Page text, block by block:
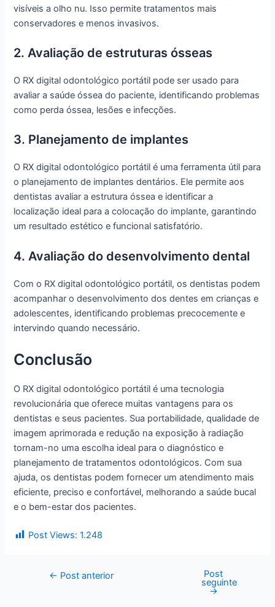
visíveis a olho nu. Isso permite tratamentos mais
conservadores e menos invasivos.
2. Avaliação de estruturas ósseas
O RX digital odontológico portátil pode ser usado para
avaliar a saúde óssea do paciente, identificando problemas
como perda óssea, lesões e infecções.
3. Planejamento de implantes
O RX digital odontológico portátil é uma ferramenta útil para
o planejamento de implantes dentários. Ele permite aos
dentistas avaliar a estrutura óssea e identificar a
localização ideal para a colocação do implante, garantindo
um resultado estético e funcional satisfatório.
4. Avaliação do desenvolvimento dental
Com o RX digital odontológico portátil, os dentistas podem
acompanhar o desenvolvimento dos dentes em crianças e
adolescentes, identificando problemas precocemente e
intervindo quando necessário.
Conclusão
O RX digital odontológico portátil é uma tecnologia
revolucionária que oferece muitas vantagens para os
dentistas e seus pacientes. Sua portabilidade, qualidade de
imagem aprimorada e redução na exposição à radiação
tornam-no uma escolha ideal para o diagnóstico e
planejamento de tratamentos odontológicos. Com sua
ajuda, os dentistas podem fornecer um atendimento mais
eficiente, preciso e confortável, melhorando a saúde bucal
e o bem-estar dos pacientes.
Post Views: 1.248
← Post anterior Post
seguinte
→